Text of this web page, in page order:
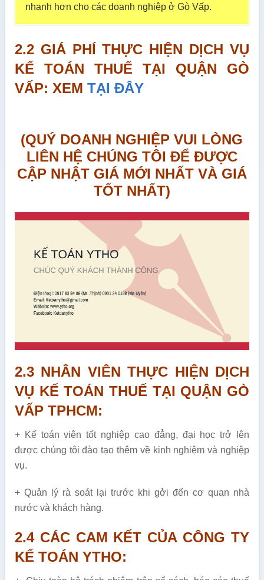
nhanh hơn cho các doanh nghiệp ở Gò Vấp.
2.2 GIÁ PHÍ THỰC HIỆN DỊCH VỤ
KẾ TOÁN THUẾ TẠI QUẬN GÒ
VẤP: XEM TẠI ĐÂY
(QUÝ DOANH NGHIỆP VUI LÒNG
LIÊN HỆ CHÚNG TÔI ĐỂ ĐƯỢC
CẬP NHẬT GIÁ MỚI NHẤT VÀ GIÁ
TỐT NHẤT)
2.3 NHÂN VIÊN THỰC HIỆN DỊCH
VỤ KẾ TOÁN THUẾ TẠI QUẬN GÒ
VẤP TPHCM:
+ Kế toán viên tốt nghiệp cao đẳng, đại học trở lên
được chúng tôi đào tạo thêm về kinh nghiệm và nghiệp
vụ.
+ Quản lý rà soát lại trước khi gởi đến cơ quan nhà
nước và khách hàng.
2.4 CÁC CAM KẾT CỦA CÔNG TY
KẾ TOÁN YTHO: